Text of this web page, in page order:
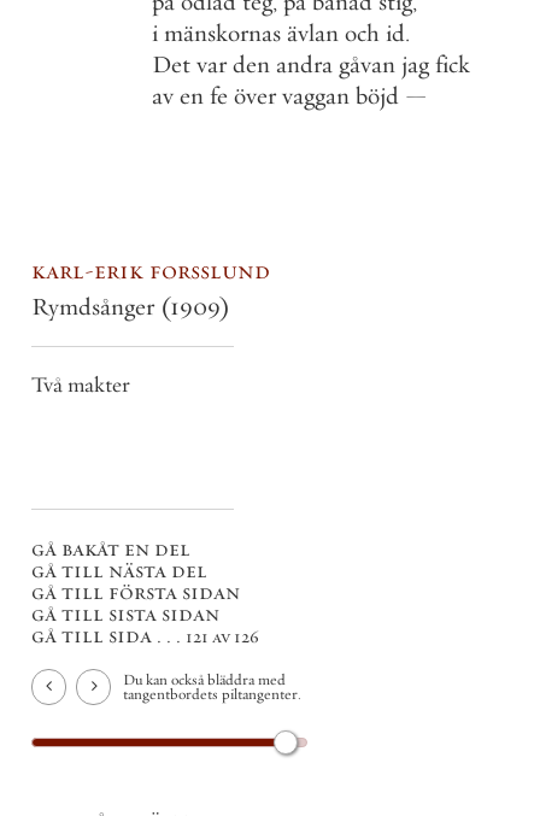
i mänskornas ävlan och id.
Det var den andra gåvan jag fick
av en fe över vaggan böjd —
karl-erik forsslund
Rymdsånger (1909)
Två makter
gå bakåt en del
gå till nästa del
gå till första sidan
gå till sista sidan
gå till sida . . . 121 av 126
Du kan också bläddra med
tangentbordets piltangenter.